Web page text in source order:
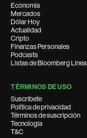
Economía
Mercados
Dólar Hoy
Actualidad
Cripto
Finanzas Personales
Podcasts
Listas de Bloomberg Línea
TÉRMINOS DE USO
Suscríbete
Política de privacidad
Términos de suscripción
Tecnología
T&C